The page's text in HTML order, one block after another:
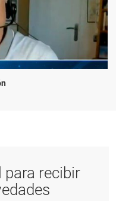
para recibir